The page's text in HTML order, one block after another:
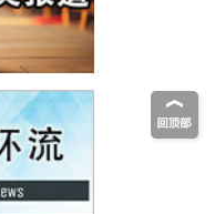
用于开发
从纳米尺
制机制，
设计开辟
的红色成分
功能性材
型基因疗
发作